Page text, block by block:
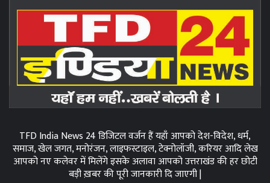
TFD India News 24 डिजिटल वर्जन हैं यहाँ आपको देश-विदेश, धर्म,
समाज, खेल जगत, मनोरंजन, लाइफस्टाइल, टेक्नोलॉजी, करियर आदि लेख
आपको नए कलेवर में मिलेंगे इसके अलावा आपको उत्तराखंड की हर छोटी
बड़ी ख़बर की पूरी जानकारी दि जाएगी |